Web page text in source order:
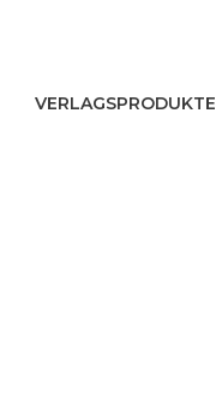
VERLAGSPRODUKTE